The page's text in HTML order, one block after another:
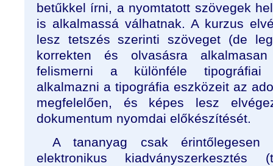
betűkkel írni, a nyomtatott szövegek
is alkalmassá válhatnak. A kurzus
lesz tetszés szerinti szöveget (de
korrekten és olvasásra
felismerni a különféle tipográfiai
alkalmazni a tipográfia eszközeit az
megfelelően, és képes lesz
dokumentum nyomdai előkészítését.
A tananyag csak
elektronikus kiadványszerkesztés